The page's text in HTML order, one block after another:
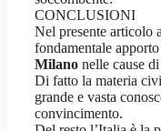
CONCLUSIONI
Nel presente articolo
fondamentale apporto
Milano nelle cause
Di fatto la materia
grande e vasta
convincimento.